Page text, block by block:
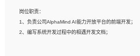
2、熟悉产品及需求规划工具，如:Axure、Xmind、MS
3、具备良好的交流协调能力，有较强的责任感、工作积
4、有较强的系统需求分析、文档编写能力、沟通能力；
岗位职责：
1、负责公司AlphaMind AI能力开放平台的前端开发；
2、编写系统开发过程中的相遇开发文档；